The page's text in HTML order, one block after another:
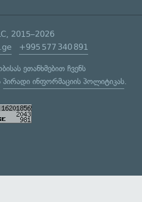
2015–2026
+995 577 340 891
ეთანხმებით ჩვენს
პირადი ინფორმაციის პოლიტიკას.